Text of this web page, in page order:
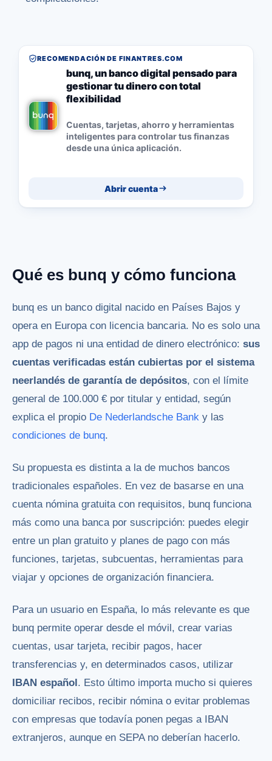
RECOMENDACIÓN DE FINANTRES.COM
bunq, un banco digital pensado para
gestionar tu dinero con total
flexibilidad
Cuentas, tarjetas, ahorro y herramientas
inteligentes para controlar tus finanzas
desde una única aplicación.
Abrir cuenta
Qué es bunq y cómo funciona
bunq es un banco digital nacido en Países Bajos y
opera en Europa con licencia bancaria. No es solo una
app de pagos ni una entidad de dinero electrónico: sus
cuentas verificadas están cubiertas por el sistema
neerlandés de garantía de depósitos, con el límite
general de 100.000 € por titular y entidad, según
explica el propio De Nederlandsche Bank y las
condiciones de bunq.
Su propuesta es distinta a la de muchos bancos
tradicionales españoles. En vez de basarse en una
cuenta nómina gratuita con requisitos, bunq funciona
más como una banca por suscripción: puedes elegir
entre un plan gratuito y planes de pago con más
funciones, tarjetas, subcuentas, herramientas para
viajar y opciones de organización financiera.
Para un usuario en España, lo más relevante es que
bunq permite operar desde el móvil, crear varias
cuentas, usar tarjeta, recibir pagos, hacer
transferencias y, en determinados casos, utilizar
IBAN español. Esto último importa mucho si quieres
domiciliar recibos, recibir nómina o evitar problemas
con empresas que todavía ponen pegas a IBAN
extranjeros, aunque en SEPA no deberían hacerlo.